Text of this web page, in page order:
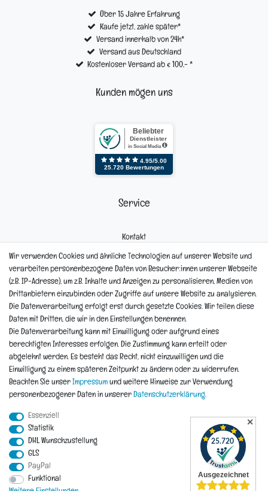
Über 15 Jahre Erfahrung
Kaufe jetzt, zahle später*
Versand innerhalb von 24h*
Versand aus Deutschland
Kostenloser Versand ab € 100,- *
Kunden mögen uns
Service
Kontakt
Reklamation
Informationen
Hinweis zur Entsorgung von Altbaterien
*Teil-Widerruf
Impressum Daten­schutz­erklärung Widerrufs­recht
Wir verwenden Cookies und ähnliche Technologien auf unserer Website und
verarbeiten personenbezogene Daten von Besucher:innen unserer Webseite
(z.B. IP-Adresse), um z.B. Inhalte und Anzeigen zu personalisieren, Medien von
Drittanbietern einzubinden oder Zugriffe auf unsere Website zu analysieren.
Die Datenverarbeitung erfolgt erst durch gesetzte Cookies. Wir teilen diese
Daten mit Dritten, die wir in den Einstellungen benennen.
Die Datenverarbeitung kann mit Einwilligung oder aufgrund eines
berechtigten Interesses erfolgen. Die Zustimmung kann erteilt oder
abgelehnt werden. Es besteht das Recht, nicht einzuwilligen und die
Einwilligung zu einem späteren Zeitpunkt zu ändern oder zu widerrufen.
Beachten Sie unser Impressum und weitere Hinweise zur Verwendung
personenbezogener Daten in unserer Daten­schutz­erklärung.
Essenziell
Statistik
DHL Wunschzustellung
GLS
PayPal
Funktional
✕